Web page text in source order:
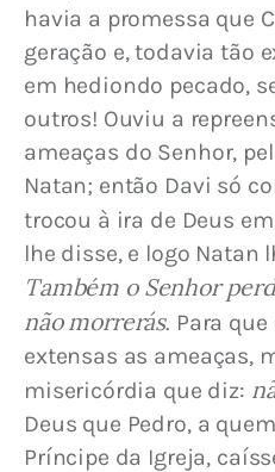
havia a promessa que
geração e, todavia tão
em hediondo pecado,
outros! Ouviu a
ameaças do Senhor,
Natan; então Davi só
trocou à ira de Deus
lhe disse, e logo Natan
Também o Senhor
não morrerás. Para
extensas as ameaças,
misericórdia que diz:
Deus que Pedro, a
Príncipe da Igreja,